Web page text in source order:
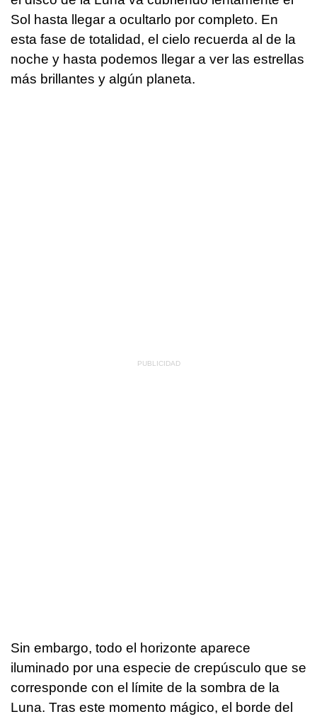
Sol hasta llegar a ocultarlo por completo. En
esta fase de totalidad, el cielo recuerda al de la
noche y hasta podemos llegar a ver las estrellas
más brillantes y algún planeta.
Sin embargo, todo el horizonte aparece
iluminado por una especie de crepúsculo que se
corresponde con el límite de la sombra de la
Luna. Tras este momento mágico, el borde del